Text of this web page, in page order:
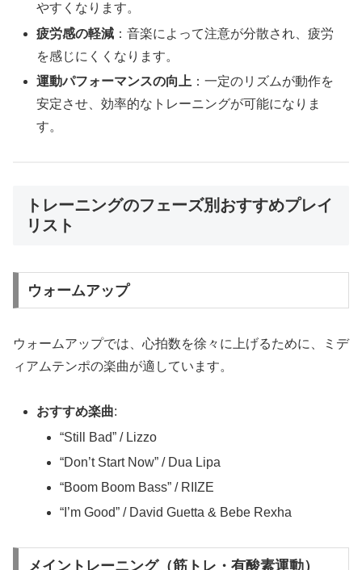
やすくなります。
疲労感の軽減 ：音楽によって注意が分散され、疲労
を感じにくくなります。
運動パフォーマンスの向上 ：一定のリズムが動作を
安定させ、効率的なトレーニングが可能になりま
す。
トレーニングのフェーズ別おすすめプレイ
リスト
ウォームアップ
ウォームアップでは、心拍数を徐々に上げるために、ミデ
ィアムテンポの楽曲が適しています。
おすすめ楽曲:
“Still Bad” / Lizzo
“Don’t Start Now” / Dua Lipa
“Boom Boom Bass” / RIIZE
“I’m Good” / David Guetta & Bebe Rexha
メイントレーニング（筋トレ・有酸素運動）